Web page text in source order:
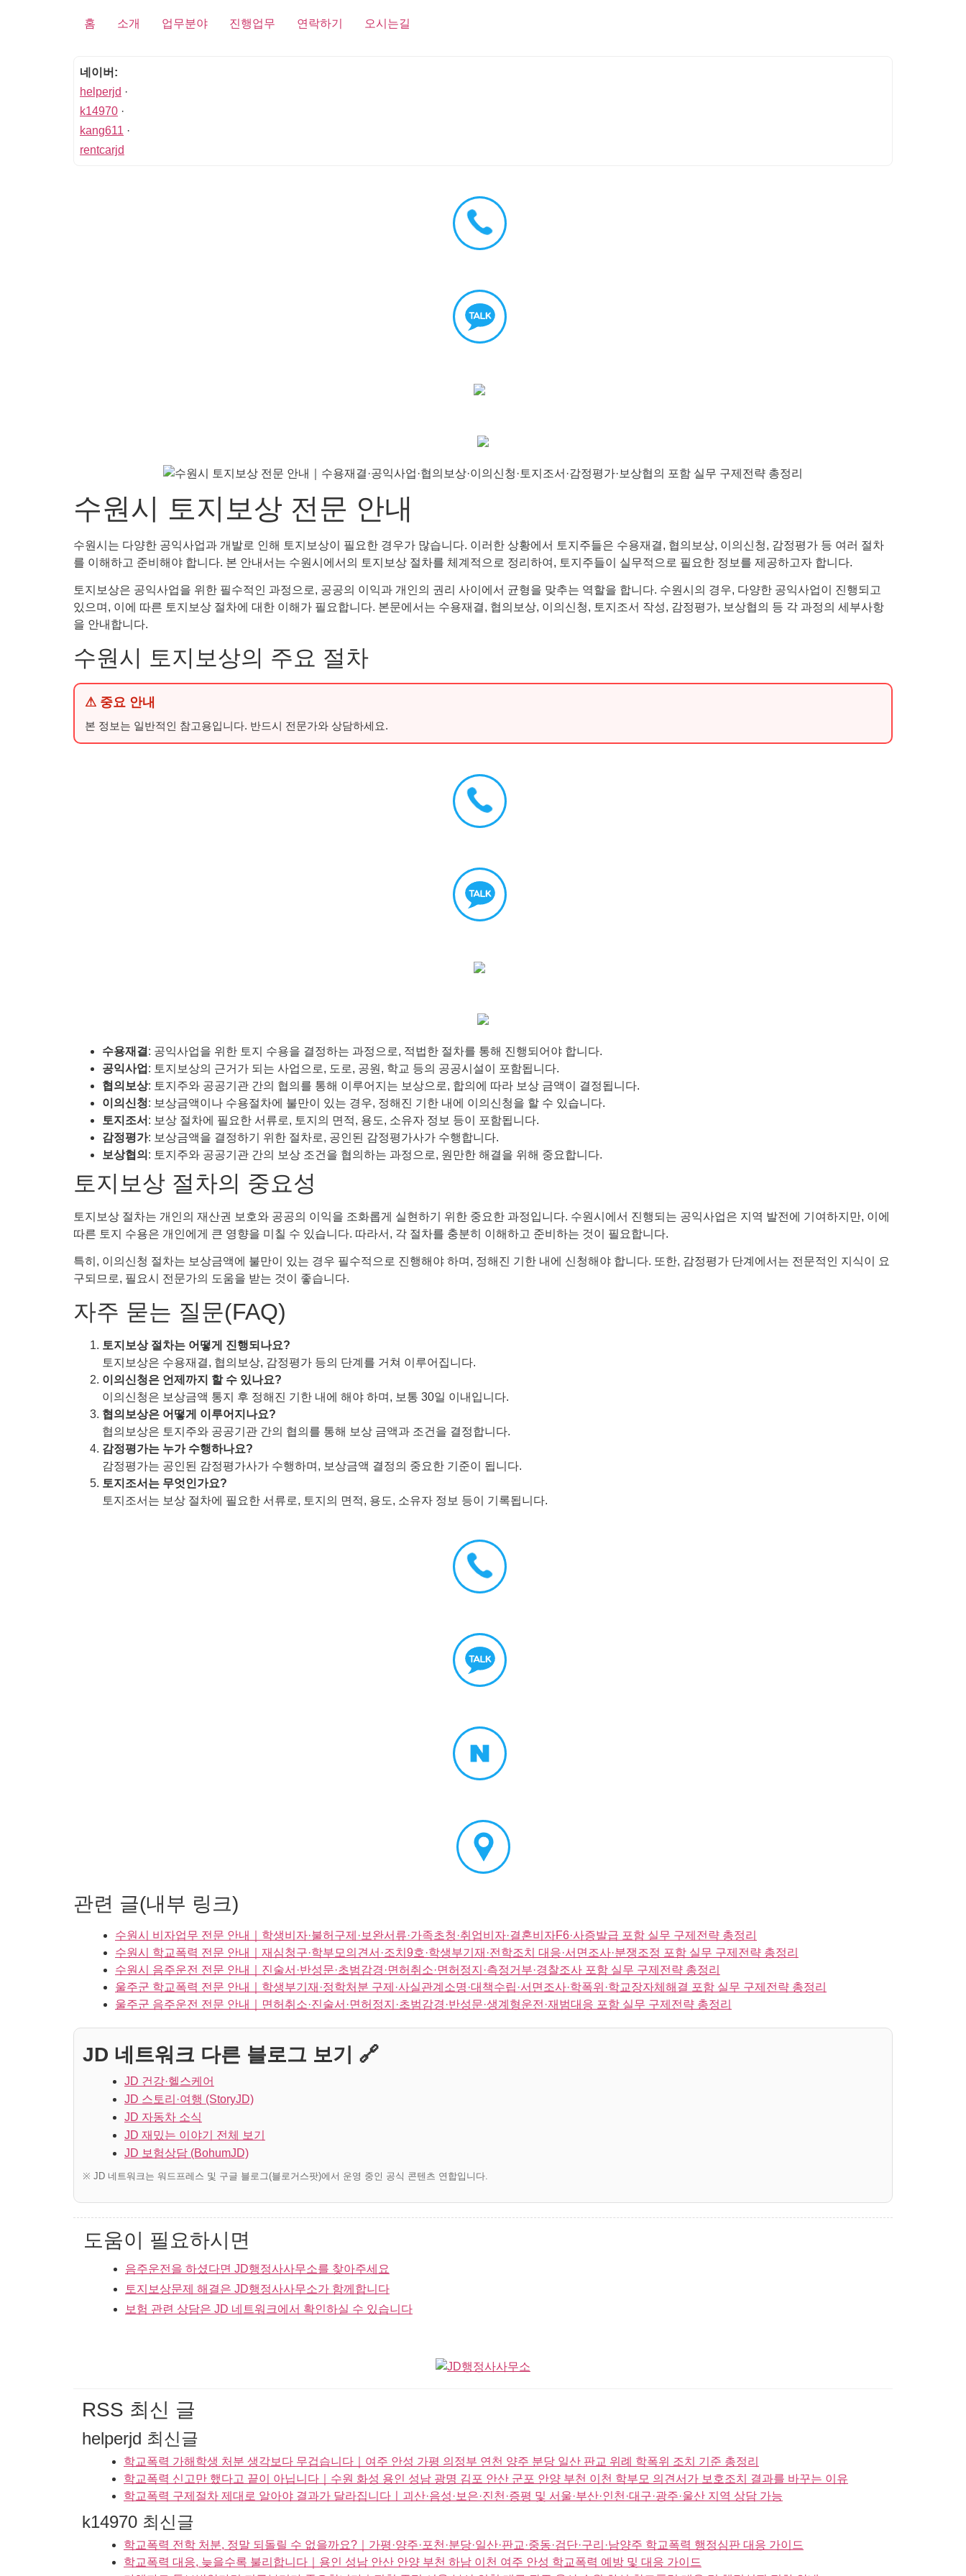
홈 소개 업무분야 진행업무 연락하기 오시는길
네이버:
helperjd ·
k14970 ·
kang611 ·
rentcarjd
수원시 토지보상 전문 안내
수원시는 다양한 공익사업과 개발로 인해 토지보상이 필요한 경우가 많습니다. 이러한 상황에서 토지주들은 수용재결, 협의보상, 이의신청, 감정평가 등 여러 절차
를 이해하고 준비해야 합니다. 본 안내서는 수원시에서의 토지보상 절차를 체계적으로 정리하여, 토지주들이 실무적으로 필요한 정보를 제공하고자 합니다.
토지보상은 공익사업을 위한 필수적인 과정으로, 공공의 이익과 개인의 권리 사이에서 균형을 맞추는 역할을 합니다. 수원시의 경우, 다양한 공익사업이 진행되고
있으며, 이에 따른 토지보상 절차에 대한 이해가 필요합니다. 본문에서는 수용재결, 협의보상, 이의신청, 토지조서 작성, 감정평가, 보상협의 등 각 과정의 세부사항
을 안내합니다.
수원시 토지보상의 주요 절차
⚠ 중요 안내
본 정보는 일반적인 참고용입니다. 반드시 전문가와 상담하세요.
수용재결 : 공익사업을 위한 토지 수용을 결정하는 과정으로, 적법한 절차를 통해 진행되어야 합니다.
공익사업 : 토지보상의 근거가 되는 사업으로, 도로, 공원, 학교 등의 공공시설이 포함됩니다.
협의보상: 토지주와 공공기관 간의 협의를 통해 이루어지는 보상으로, 합의에 따라 보상 금액이 결정됩니다.
이의신청: 보상금액이나 수용절차에 불만이 있는 경우, 정해진 기한 내에 이의신청을 할 수 있습니다.
토지조서 : 보상 절차에 필요한 서류로, 토지의 면적, 용도, 소유자 정보 등이 포함됩니다.
감정평가: 보상금액을 결정하기 위한 절차로, 공인된 감정평가사가 수행합니다.
보상협의 : 토지주와 공공기관 간의 보상 조건을 협의하는 과정으로, 원만한 해결을 위해 중요합니다.
토지보상 절차의 중요성
토지보상 절차는 개인의 재산권 보호와 공공의 이익을 조화롭게 실현하기 위한 중요한 과정입니다. 수원시에서 진행되는 공익사업은 지역 발전에 기여하지만, 이에
따른 토지 수용은 개인에게 큰 영향을 미칠 수 있습니다. 따라서, 각 절차를 충분히 이해하고 준비하는 것이 필요합니다.
특히, 이의신청 절차는 보상금액에 불만이 있는 경우 필수적으로 진행해야 하며, 정해진 기한 내에 신청해야 합니다. 또한, 감정평가 단계에서는 전문적인 지식이 요
구되므로, 필요시 전문가의 도움을 받는 것이 좋습니다.
자주 묻는 질문(FAQ)
토지보상 절차는 어떻게 진행되나요?
토지보상은 수용재결, 협의보상, 감정평가 등의 단계를 거쳐 이루어집니다.
이의신청은 언제까지 할 수 있나요?
이의신청은 보상금액 통지 후 정해진 기한 내에 해야 하며, 보통 30일 이내입니다.
협의보상은 어떻게 이루어지나요?
협의보상은 토지주와 공공기관 간의 협의를 통해 보상 금액과 조건을 결정합니다.
감정평가는 누가 수행하나요?
감정평가는 공인된 감정평가사가 수행하며, 보상금액 결정의 중요한 기준이 됩니다.
토지조서는 무엇인가요?
토지조서는 보상 절차에 필요한 서류로, 토지의 면적, 용도, 소유자 정보 등이 기록됩니다.
관련 글(내부 링크)
수원시 비자업무 전문 안내｜학생비자·불허구제·보완서류·가족초청·취업비자·결혼비자F6·사증발급 포함 실무 구제전략 총정리
수원시 학교폭력 전문 안내｜재심청구·학부모의견서·조치9호·학생부기재·전학조치 대응·서면조사·분쟁조정 포함 실무 구제전략 총정리
수원시 음주운전 전문 안내｜진술서·반성문·초범감경·면허취소·면허정지·측정거부·경찰조사 포함 실무 구제전략 총정리
울주군 학교폭력 전문 안내｜학생부기재·정학처분 구제·사실관계소명·대책수립·서면조사·학폭위·학교장자체해결 포함 실무 구제전략 총정리
울주군 음주운전 전문 안내｜면허취소·진술서·면허정지·초범감경·반성문·생계형운전·재범대응 포함 실무 구제전략 총정리
JD 네트워크 다른 블로그 보기 🔗
JD 건강·헬스케어
JD 스토리·여행 (StoryJD)
JD 자동차 소식
JD 재밌는 이야기 전체 보기
JD 보험상담 (BohumJD)
※ JD 네트워크는 워드프레스 및 구글 블로그(블로거스팟)에서 운영 중인 공식 콘텐츠 연합입니다.
도움이 필요하시면
음주운전을 하셨다면 JD행정사사무소를 찾아주세요
토지보상문제 해결은 JD행정사사무소가 함께합니다
보험 관련 상담은 JD 네트워크에서 확인하실 수 있습니다
RSS 최신 글
helperjd 최신글
학교폭력 가해학생 처분 생각보다 무겁습니다｜여주 안성 가평 의정부 연천 양주 분당 일산 판교 위례 학폭위 조치 기준 총정리
학교폭력 신고만 했다고 끝이 아닙니다｜수원 화성 용인 성남 광명 김포 안산 군포 안양 부천 이천 학부모 의견서가 보호조치 결과를 바꾸는 이유
학교폭력 구제절차 제대로 알아야 결과가 달라집니다ㅣ괴산·음성·보은·진천·증평 및 서울·부산·인천·대구·광주·울산 지역 상담 가능
k14970 최신글
학교폭력 전학 처분, 정말 되돌릴 수 없을까요?｜가평·양주·포천·분당·일산·판교·중동·검단·구리·남양주 학교폭력 행정심판 대응 가이드
학교폭력 대응, 늦을수록 불리합니다｜용인 성남 안산 안양 부천 하남 이천 여주 안성 학교폭력 예방 및 대응 가이드